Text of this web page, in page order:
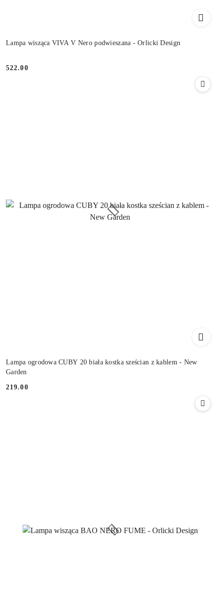
Lampa wisząca VIVA V Nero podwieszana - Orlicki Design
Cena:
522.00
Lampa ogrodowa CUBY 20 biała kostka sześcian z kablem - New
Garden
Cena:
219.00